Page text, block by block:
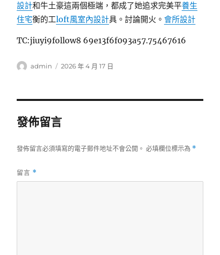
設計和牛土豪這兩個極端，都成了她追求完美平養生
住宅衡的工loft風室內設計具。討論開火。會所設計
TC:jiuyi9follow8 69e13f6f093a57.75467616
作
admin
發
2026 年 4 月 17 日
發佈留言
發佈留言必須填寫的電子郵件地址不會公開。 必填欄位標示為 *
留言 *